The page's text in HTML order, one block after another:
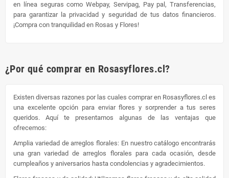
en línea seguras como Webpay, Servipag, Pay pal, Transferencias,
para garantizar la privacidad y seguridad de tus datos financieros.
¡Compra con tranquilidad en Rosas y Flores!
¿Por qué comprar en Rosasyflores.cl?
Existen diversas razones por las cuales comprar en Rosasyflores.cl es
una excelente opción para enviar flores y sorprender a tus seres
queridos. Aquí te presentamos algunas de las ventajas que
ofrecemos:
Amplia variedad de arreglos florales: En nuestro catálogo encontrarás
una gran variedad de arreglos florales para cada ocasión, desde
cumpleaños y aniversarios hasta condolencias y agradecimientos.